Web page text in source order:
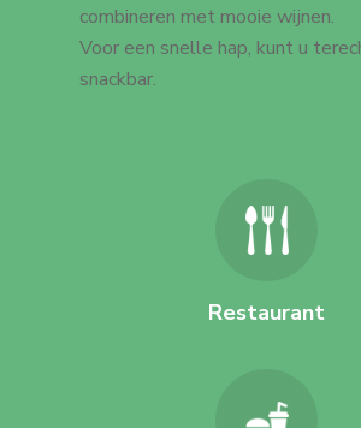
combineren met mooie wijnen.
Voor een snelle hap, kunt u
snackbar.
Restaurant